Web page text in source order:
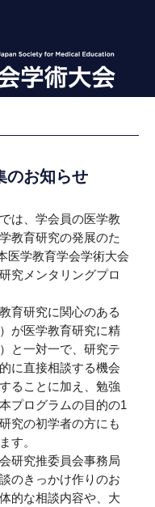
のお知らせ
は、学会員の医学教
教育研究の発展のた
医学教育学会学術大会
究メンタリングプロ
育研究に関心のある
が医学教育研究に精
と一対一で、研究テ
に直接相談する機会
ることに加え、勉強
プログラムの目的の1
究の初学者の方にも
す。
研究推委員会事務局
のきっかけ作りのお
的な相談内容や、大